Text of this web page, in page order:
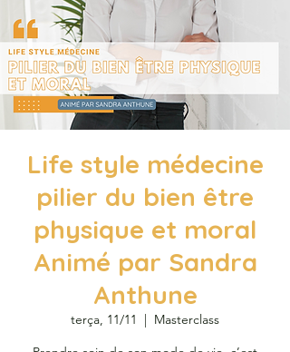
Life style médecine
pilier du bien être
physique et moral
Animé par Sandra
Anthune
terça, 11/11
  |
Masterclass